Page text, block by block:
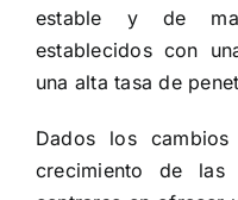
estable y de
establecidos con
una alta tasa de
Dados los
crecimiento de las